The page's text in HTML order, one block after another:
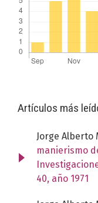
Artículos más
Jorge Alberto
manierismo
40, año 1971